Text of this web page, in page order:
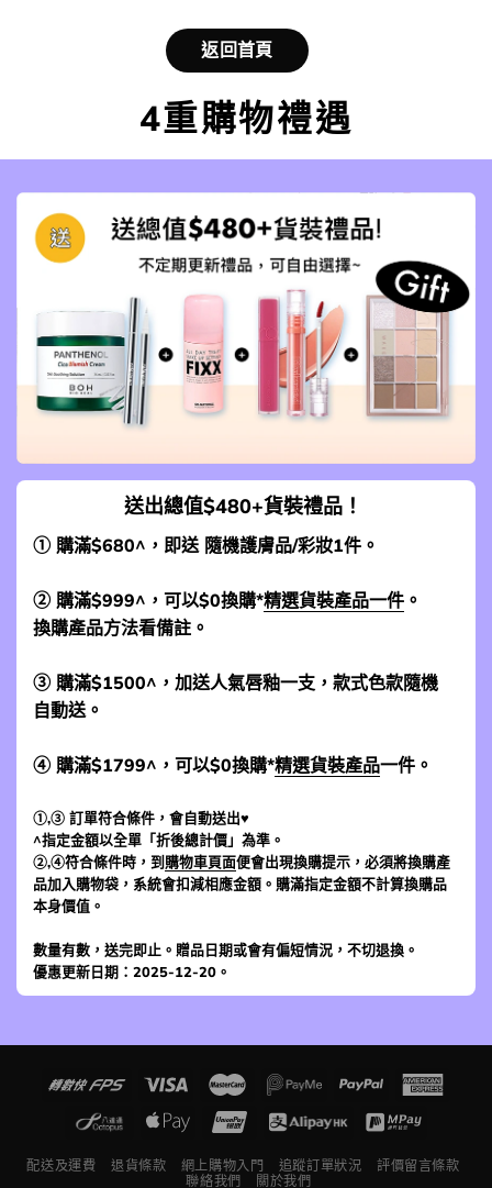
返回首頁
4重購物禮遇
送出總值$480+貨裝禮品！
① 購滿$680^，即送 隨機護膚品/彩妝1件。
② 購滿$999^，可以$0換購*精選貨裝產品一件 。
換購產品方法看備註。
③ 購滿$1500^，加送人氣唇釉一支，款式色款隨機
自動送。
④ 購滿$1799^，可以$0換購*精選貨裝產品一件。
①,③ 訂單符合條件，會自動送出♥
^指定金額以全單「折後總計價」為準。
②,④符合條件時，到 購物車頁面便會出現換購提示，必須將換購產
品加入購物袋，系統會扣減相應金額。購滿指定金額不計算換購品
本身價值。
數量有數，送完即止。贈品日期或會有偏短情況，不切退換。
優惠更新日期：2025-12-20。
配送及運費 退貨條款 網上購物入門 追蹤訂單狀況
評價留言條款
聯絡我們
關於我們